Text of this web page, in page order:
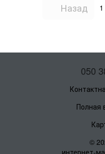
Назад 1
050
Полная
©
интернет-